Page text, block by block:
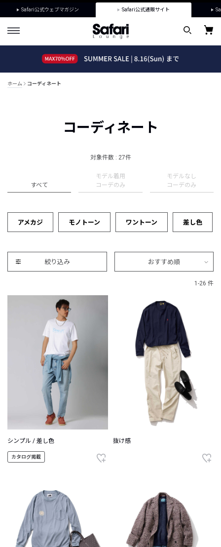
Safari公式ウェブマガジン Safari公式通販サイト
ホーム コーディネート
コーディネート
対象件数 : 27件
すべて
モデル着用
コーデのみ
モデルなし
コーデのみ
アメカジ モノトーン ワントーン 差し色
絞り込み おすすめ順
1-26 件
シンプル / 差し色
カタログ掲載
抜け感